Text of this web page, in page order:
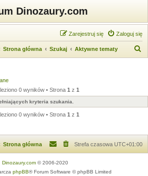
Dinozaury.com
Zaloguj się
Zarejestruj się
Strona główna Szukaj Aktywne tematy
a
j
0 wyników • Strona 1 z 1
kryteria szukania.
0 wyników • Strona 1 z 1
Strona główna Strefa czasowa UTC+01:00
Dinozaury.com© 2006-2020
phpBB® Forum Software © phpBB Limited